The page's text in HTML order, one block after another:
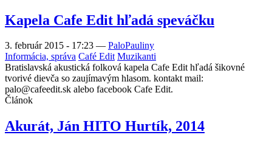
Kapela Cafe Edit hľadá speváčku
3. február 2015 - 17:23 — PaloPauliny
Informácia, správa Café Edit Muzikanti
Bratislavská akustická folková kapela Cafe Edit hľadá šikovné
tvorivé dievča so zaujímavým hlasom. kontakt mail:
palo@cafeedit.sk alebo facebook Cafe Edit.
Článok
Akurát, Ján HITO Hurtík, 2014